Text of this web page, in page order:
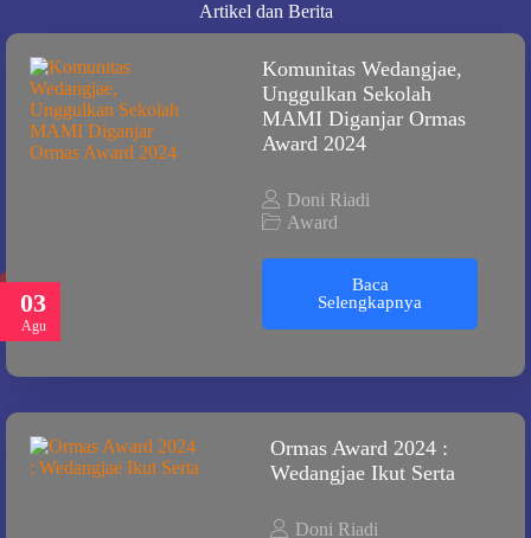
Artikel dan Berita
03
Agu
Komunitas Wedangjae,
Unggulkan Sekolah
MAMI Diganjar Ormas
Award 2024
Doni Riadi
Award
Baca
Selengkapnya
Ormas Award 2024 :
Wedangjae Ikut Serta
Doni Riadi